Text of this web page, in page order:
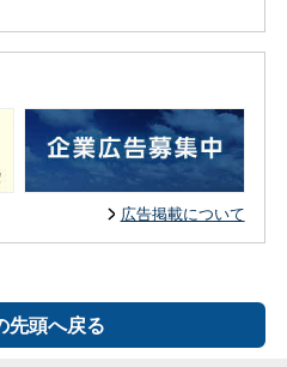
広告掲載について
先頭へ戻る